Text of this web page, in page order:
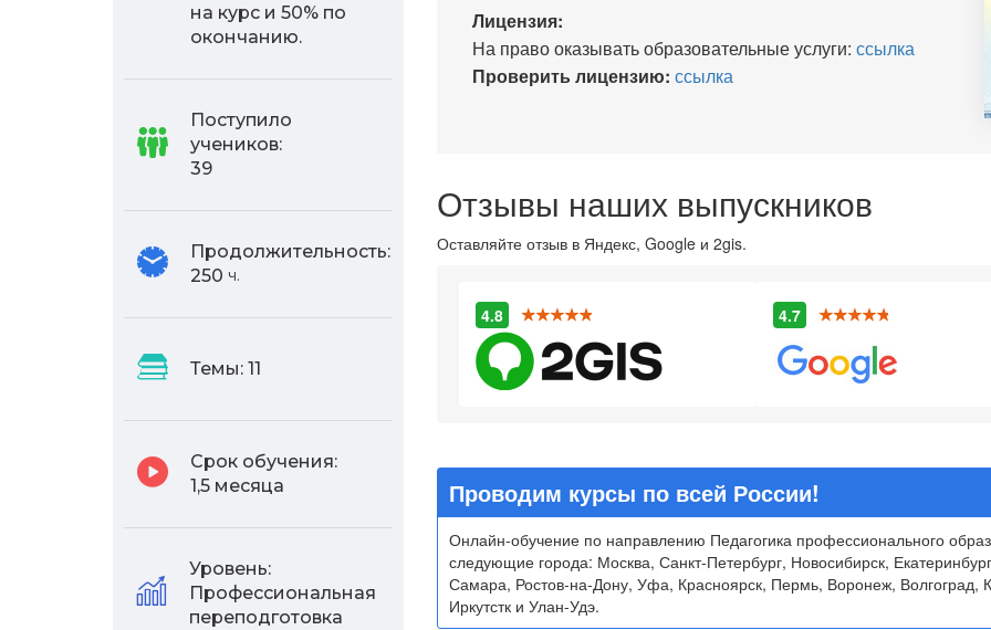
на курс и 50% по
окончанию.
Поступило
учеников:
39
Продолжительность:
250 ч.
Темы: 11
Срок обучения:
1,5 месяца
Уровень:
Профессиональная
переподготовка
Лицензия:
На право оказывать образовательные услуги: ссылка
Проверить лицензию: ссылка
Отзывы наших выпускников
Оставляйте отзыв в Яндекс, Google и 2gis.
4.8 4.7
Проводим курсы по всей России!
Онлайн-обучение по направлению Педагогика профессионального
следующие города: Москва, Санкт-Петербург, Новосибирск,
Самара, Ростов-на-Дону, Уфа, Красноярск, Пермь, Воронеж, Волгоград,
Иркутстк и Улан-Удэ.